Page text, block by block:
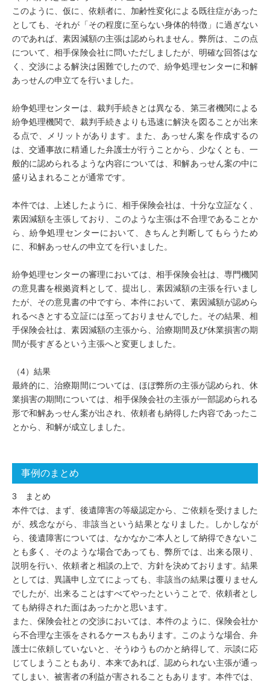
このように、仮に、依頼者に、加齢性変化による既往症があった
としても、それが「その程度に至らない身体的特徴」に過ぎない
のであれば、素因減額の主張は認められません。弊所は、この点
について、相手保険会社に問いただしましたが、明確な回答はな
く、交渉による解決は困難でしたので、紛争処理センターに和解
あっせんの申立てを行いました。
紛争処理センターは、裁判手続きとは異なる、第三者機関による
紛争処理機関で、裁判手続きよりも迅速に解決を図ることが出来
る点で、メリットがあります。また、あっせん案を作成するの
は、交通事故に精通した弁護士が行うことから、少なくとも、一
般的に認められるような内容については、和解あっせん案の中に
盛り込まれることが通常です。
本件では、上述したように、相手保険会社は、十分な立証なく、
素因減額を主張しており、このような主張は不合理であることか
ら、紛争処理センターにおいて、きちんと判断してもらうため
に、和解あっせんの申立てを行いました。
紛争処理センターの審理においては、相手保険会社は、専門機関
の意見書を根拠資料として、提出し、素因減額の主張を行いまし
たが、その意見書の中ですら、本件において、素因減額が認めら
れるべきとする立証には至っておりませんでした。その結果、相
手保険会社は、素因減額の主張から、治療期間及び休業損害の期
間が長すぎるという主張へと変更しました。
（4）結果
最終的に、治療期間については、ほぼ弊所の主張が認められ、休
業損害の期間については、相手保険会社の主張が一部認められる
形で和解あっせん案が出され、依頼者も納得した内容であったこ
とから、和解が成立しました。
事例のまとめ
3 まとめ
本件では、まず、後遺障害の等級認定から、ご依頼を受けました
が、残念ながら、非該当という結果となりました。しかしなが
ら、後遺障害については、なかなかご本人として納得できないこ
とも多く、そのような場合であっても、弊所では、出来る限り、
説明を行い、依頼者と相談の上で、方針を決めております。結果
としては、異議申し立てによっても、非該当の結果は覆りません
でしたが、出来ることはすべてやったということで、依頼者とし
ても納得された面はあったかと思います。
また、保険会社との交渉においては、本件のように、保険会社か
ら不合理な主張をされるケースもあります。このような場合、弁
護士に依頼していないと、そうゆうものかと納得して、示談に応
じてしまうこともあり、本来であれば、認められない主張が通っ
てしまい、被害者の利益が害されることもあります。本件では、